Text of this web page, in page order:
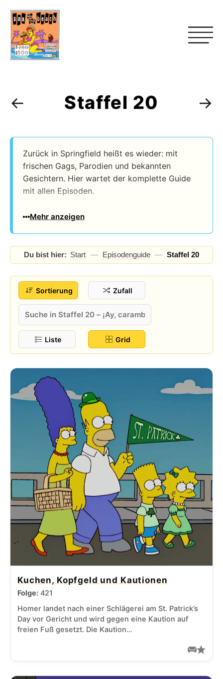
← Staffel 20 →
Zurück in Springfield heißt es wieder: mit
frischen Gags, Parodien und bekannten
Gesichtern. Hier wartet der komplette Guide
mit allen Episoden.
–mit insgesamt 21 Episoden
Staffel-Highlights &
Gaststars
Mehr anzeigen
Du bist hier: Start — Episodenguide — Staffel 20
Sortierung Zufall
Liste Grid
Kuchen, Kopfgeld und Kautionen
Folge: 421
Homer landet nach einer Schlägerei am St. Patrick’s
Day vor Gericht und wird gegen eine Kaution auf
freien Fuß gesetzt. Die Kaution…